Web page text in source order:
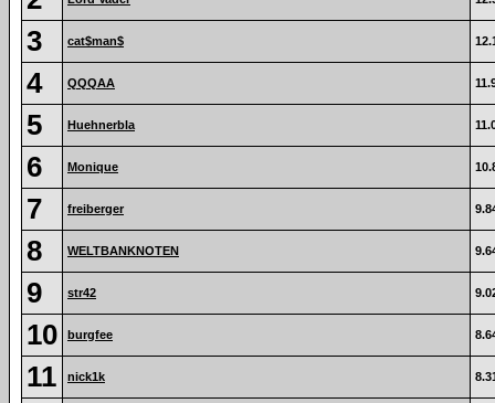
3 cat$man$
4 QQQAA
5 Huehnerbla
6 Monique
7 freiberger
8 WELTBANKNOTEN
9 str42
10 burgfee
11 nick1k